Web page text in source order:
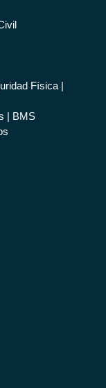
Física |
| BMS